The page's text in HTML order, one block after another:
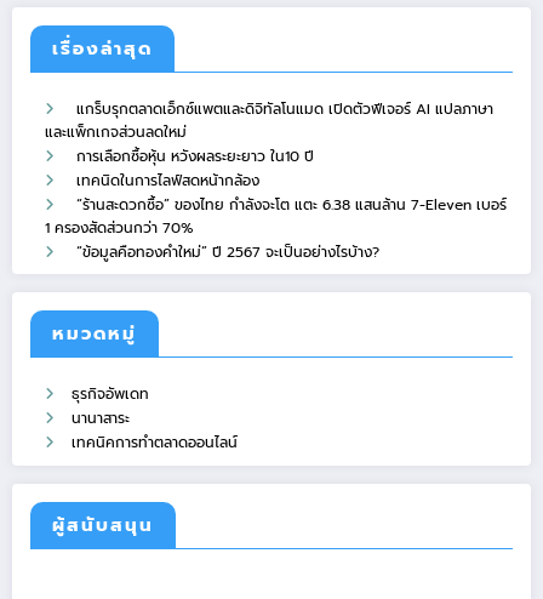
เรื่องล่าสุด
แกร็บรุกตลาดเอ็กซ์แพตและดิจิทัลโนแมด เปิดตัวฟีเจอร์ AI แปลภาษา
และแพ็กเกจส่วนลดใหม่
การเลือกซื้อหุ้น หวังผลระยะยาว ใน10 ปี
เทคนิดในการไลฟ์สดหน้ากล้อง
“ร้านสะดวกซื้อ” ของไทย กำลังจะโต แตะ 6.38 แสนล้าน 7-Eleven เบอร์
1 ครองสัดส่วนกว่า 70%
“ข้อมูลคือทองคำใหม่” ปี 2567 จะเป็นอย่างไรบ้าง?
หมวดหมู่
ธุรกิจอัพเดท
นานาสาระ
เทคนิคการทำตลาดออนไลน์
ผู้สนับสนุน